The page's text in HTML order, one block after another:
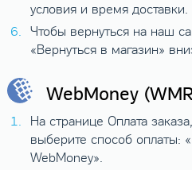
условия и время доставки.
Чтобы вернуться на наш
«Вернуться в магазин»
WebMoney
На странице Оплата
выберите способ оплаты:
WebMoney».